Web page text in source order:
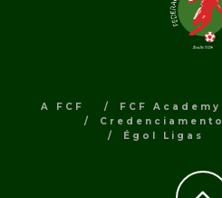
A FCF FCF Academy
Credenciamento
Égol Ligas